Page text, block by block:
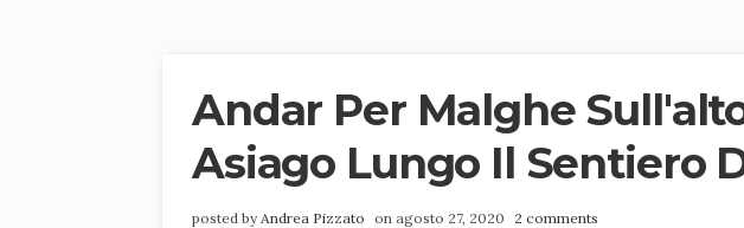
Andar Per Malghe
Asiago Lungo Il Sentiero
posted byAndrea Pizzato on agosto 27, 2020 2 comments